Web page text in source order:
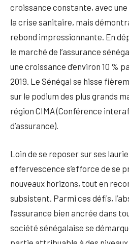
croissance constante, avec
la crise sanitaire, mais
rebond impressionnante. En
le marché de l’assurance
une croissance d’environ 10 %
2019. Le Sénégal se hisse
sur le podium des plus grands
région CIMA (Conférence
d’assurance).
Loin de se reposer sur ses
effervescence s’efforce de se
nouveaux horizons, tout en
subsistent. Parmi ces défis,
l’assurance bien ancrée dans
société sénégalaise se